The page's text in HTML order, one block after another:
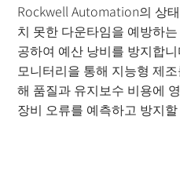
Rockwell Automation의 상
치 못한 다운타임을 예방하
공하여 예산 낭비를 방지합
모니터리을 통해 지능형 제
해 품질과 유지보수 비용에
장비 오류를 예측하고 방지